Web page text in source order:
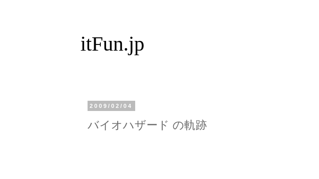
itFun.jp
2009/02/04
バイオハザード の軌跡